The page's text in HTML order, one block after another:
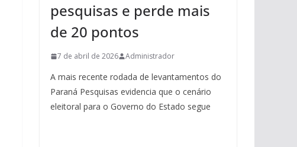
pesquisas e perde mais
de 20 pontos
7 de abril de 2026 Administrador
A mais recente rodada de levantamentos do
Paraná Pesquisas evidencia que o cenário
eleitoral para o Governo do Estado segue